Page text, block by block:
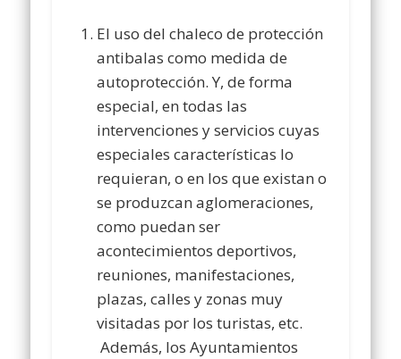
El uso del chaleco de protección
antibalas como medida de
autoprotección. Y, de forma
especial, en todas las
intervenciones y servicios cuyas
especiales características lo
requieran, o en los que existan o
se produzcan aglomeraciones,
como puedan ser
acontecimientos deportivos,
reuniones, manifestaciones,
plazas, calles y zonas muy
visitadas por los turistas, etc.
Además, los Ayuntamientos